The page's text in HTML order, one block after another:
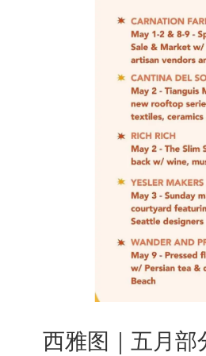
西雅图｜五月部